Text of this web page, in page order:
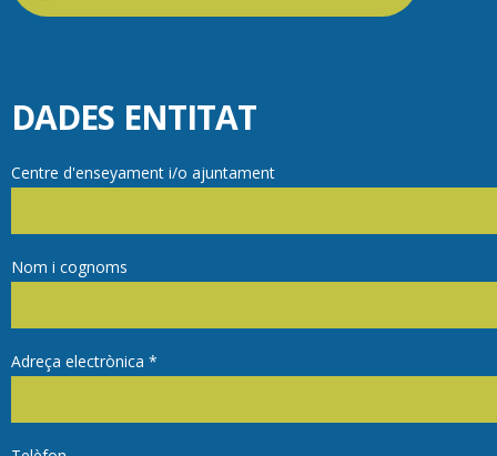
DADES ENTITAT
Centre d'enseyament i/o ajuntament
Nom i cognoms
Adreça electrònica *